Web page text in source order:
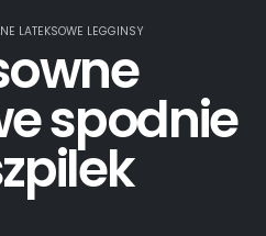
spodnie
LATEKSOWE LEGGINSY